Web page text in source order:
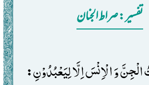
تفسیر: ‎صراط الجنان
وَ الْاِنْسَ اِلَّا لِیَعْبُدُوْنِ: